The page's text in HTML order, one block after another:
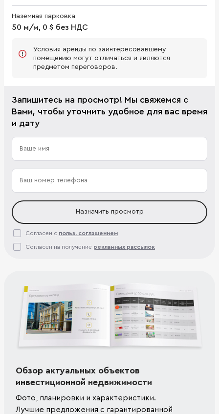
Наземная парковка
50 м/м, 0 $ без НДС
Условия аренды по заинтересовавшему
помещению могут отличаться и являются
предметом переговоров.
Запишитесь на просмотр! Мы свяжемся с
Вами, чтобы уточнить удобное для вас время
и дату
Назначить просмотр
Согласен с польз. соглашением
Согласен на получение рекламных рассылок
Обзор актуальных объектов
инвестиционной недвижимости
Фото, планировки и характеристики.
Лучшие предложения с гарантированной